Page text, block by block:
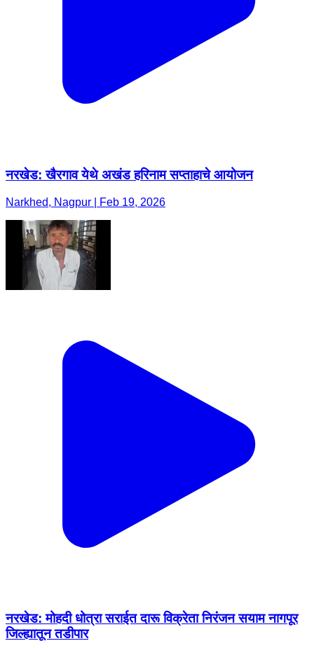
नरखेड: खैरगाव येथे अखंड हरिनाम सप्ताहाचे आयोजन
Narkhed, Nagpur | Feb 19, 2026
नरखेड: मोहदी धोत्रा सराईत दारू विक्रेता निरंजन सयाम नागपूर
जिल्ह्यातून तडीपार ​